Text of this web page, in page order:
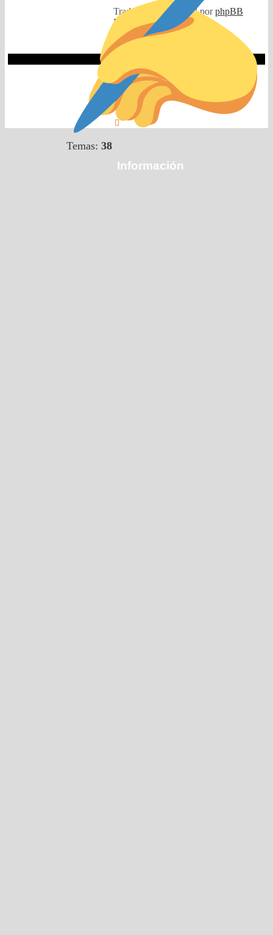
Temas: 38
Información
Traducción al español porphpBB
España
Privacidad